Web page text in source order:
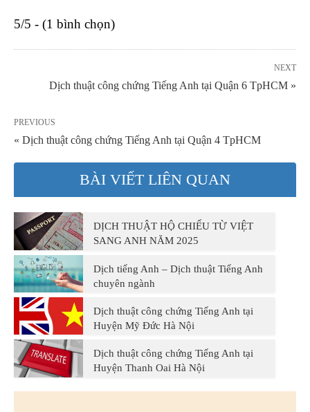
5/5 - (1 bình chọn)
NEXT
Dịch thuật công chứng Tiếng Anh tại Quận 6 TpHCM »
PREVIOUS
« Dịch thuật công chứng Tiếng Anh tại Quận 4 TpHCM
BÀI VIẾT LIÊN QUAN
DỊCH THUẬT HỘ CHIẾU TỪ VIỆT
SANG ANH NĂM 2025
Dịch tiếng Anh – Dịch thuật Tiếng Anh
chuyên ngành
Dịch thuật công chứng Tiếng Anh tại
Huyện Mỹ Đức Hà Nội
Dịch thuật công chứng Tiếng Anh tại
Huyện Thanh Oai Hà Nội